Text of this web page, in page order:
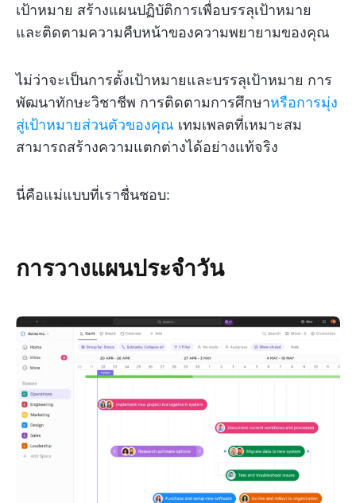
เป้าหมาย สร้างแผนปฏิบัติการเพื่อบรรลุเป้าหมาย
และติดตามความคืบหน้าของความพยายามของคุณ
ไม่ว่าจะเป็นการตั้งเป้าหมายและบรรลุเป้าหมาย การ
พัฒนาทักษะวิชาชีพ การติดตามการศึกษาหรือการมุ่ง
สู่เป้าหมายส่วนตัวของคุณ เทมเพลตที่เหมาะสม
สามารถสร้างความแตกต่างได้อย่างแท้จริง
นี่คือแม่แบบที่เราชื่นชอบ:
การวางแผนประจำวัน